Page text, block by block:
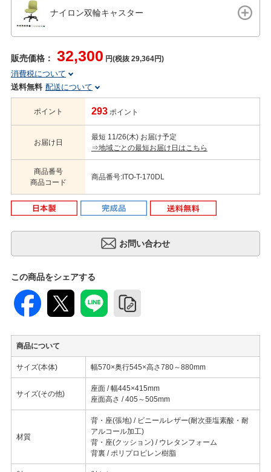
ナイロン双輪キャスター
販売価格： 32,300 円(税抜 29,364円)
消費税について
送料無料 配送について
ポイント 293 ポイント
お届け日
最短 11/26(木) お届け予定
⇒地域ごとの最短お届け日はこちら
商品番号
商品コード
商品番号:ITO-T-170DL
この商品をシェアする
商品について
サイズ(本体) 幅570×奥行545×高さ780～880mm
サイズ(その他)
座面 / 幅445×415mm
座面高さ / 405～505mm
材質
背・座(張地) / ビニールレザー(耐次亜塩素酸・耐
アルコール加工)
背・座(クッション) / ウレタンフォーム
背裏 / ポリプロピレン樹脂